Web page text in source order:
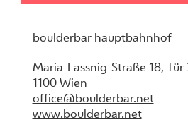
boulderbar hauptbahnhof
Maria-Lassnig-Straße 18, Tür
1100 Wien
office@boulderbar.net
www.boulderbar.net